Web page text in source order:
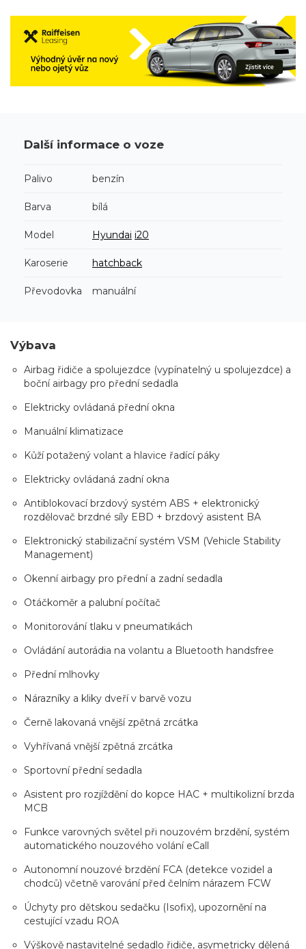
Další informace o voze
Palivo benzín
Barva bílá
Model Hyundai i20
Karoserie hatchback
Převodovka manuální
Výbava
Airbag řidiče a spolujezdce (vypínatelný u spolujezdce) a
boční airbagy pro přední sedadla
Elektricky ovládaná přední okna
Manuální klimatizace
Kůží potažený volant a hlavice řadící páky
Elektricky ovládaná zadní okna
Antiblokovací brzdový systém ABS + elektronický
rozdělovač brzdné síly EBD + brzdový asistent BA
Elektronický stabilizační systém VSM (Vehicle Stability
Management)
Okenní airbagy pro přední a zadní sedadla
Otáčkoměr a palubní počítač
Monitorování tlaku v pneumatikách
Ovládání autorádia na volantu a Bluetooth handsfree
Přední mlhovky
Nárazníky a kliky dveří v barvě vozu
Černě lakovaná vnější zpětná zrcátka
Vyhřívaná vnější zpětná zrcátka
Sportovní přední sedadla
Asistent pro rozjíždění do kopce HAC + multikolizní brzda
MCB
Funkce varovných světel při nouzovém brzdění, systém
automatického nouzového volání eCall
Autonomní nouzové brzdění FCA (detekce vozidel a
chodců) včetně varování před čelním nárazem FCW
Úchyty pro dětskou sedačku (Isofix), upozornění na
cestující vzadu ROA
Výškově nastavitelné sedadlo řidiče, asymetricky dělená